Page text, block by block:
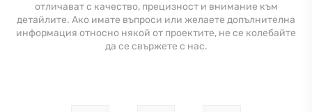
отличават с качество, прецизност и внимание към
детайлите. Ако имате въпроси или желаете допълнителна
информация относно някой от проектите, не се колебайте
да се свържете с нас.